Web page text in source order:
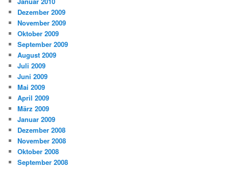
Dezember 2009
November 2009
Oktober 2009
September 2009
August 2009
Juli 2009
Juni 2009
Mai 2009
April 2009
März 2009
Januar 2009
Dezember 2008
November 2008
Oktober 2008
September 2008